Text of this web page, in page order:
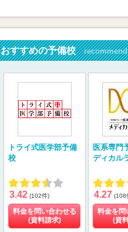
おすすめの予備校 recommend
トライ式医学部予備
校
3.42 (102件)
料金を問い合わせる
(資料請求)
医系専門
ディカル
4.27 (108
料金を問
(資